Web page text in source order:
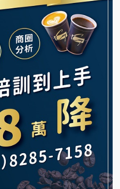
啡加盟說明會
櫃檯
人員(台中市)
療師
加盟說明會